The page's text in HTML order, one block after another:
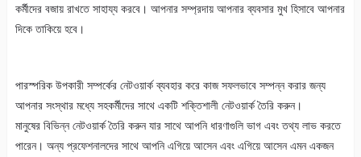
কর্মীদের বজায় রাখতে সাহায্য করবে। আপনার সম্প্রদায় আপনার ব্যবসার মুখ হিসাবে আপনার
দিকে তাকিয়ে হবে।
পারস্পরিক উপকারী সম্পর্কের নেটওয়ার্ক ব্যবহার করে কাজ সফলভাবে সম্পন্ন করার জন্য
আপনার সংস্থার মধ্যে সহকর্মীদের সাথে একটি শক্তিশালী নেটওয়ার্ক তৈরি করুন।
মানুষের বিভিন্ন নেটওয়ার্ক তৈরি করুন যার সাথে আপনি ধারণাগুলি ভাগ এবং তথ্য লাভ করতে
পারেন। অন্য প্রফেশনালদের সাথে আপনি এগিয়ে আসেন এবং এগিয়ে আসেন এমন একজন